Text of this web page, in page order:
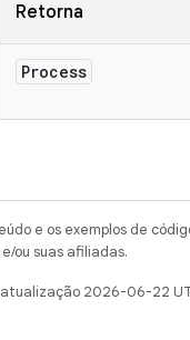
Retorna
Process
e os exemplos de
ou suas afiliadas.
2026-06-22